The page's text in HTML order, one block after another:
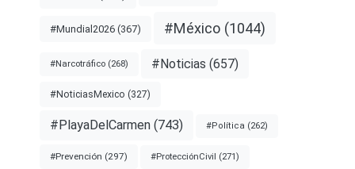
#Mundial2026 (367) #México (1044)
#Narcotráfico (268) #Noticias (657)
#NoticiasMexico (327)
#PlayaDelCarmen (743) #Política (262)
#Prevención (297) #ProtecciónCivil (271)